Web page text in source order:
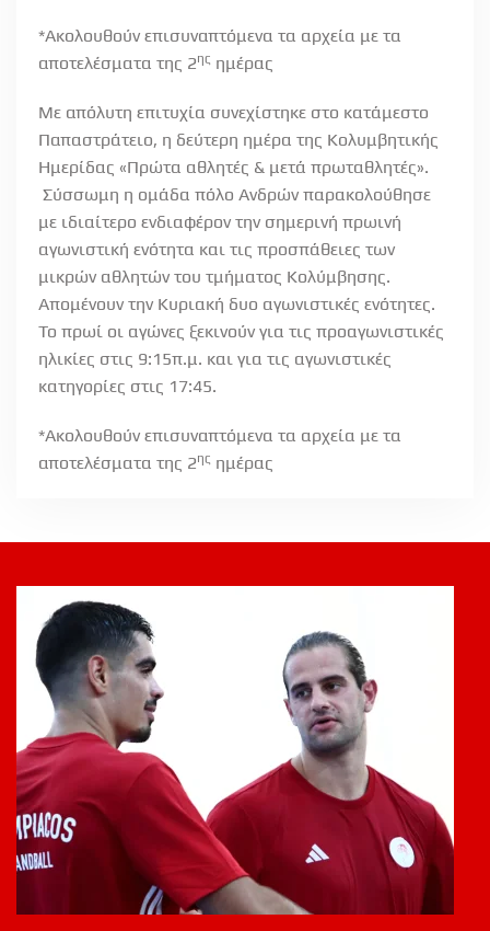
*Ακολουθούν επισυναπτόμενα τα αρχεία με τα
αποτελέσματα της 2ης ημέρας
Με απόλυτη επιτυχία συνεχίστηκε στο κατάμεστο
Παπαστράτειο, η δεύτερη ημέρα της Κολυμβητικής
Ημερίδας «Πρώτα αθλητές & μετά πρωταθλητές».
Σύσσωμη η ομάδα πόλο Ανδρών παρακολούθησε
με ιδιαίτερο ενδιαφέρον την σημερινή πρωινή
αγωνιστική ενότητα και τις προσπάθειες των
μικρών αθλητών του τμήματος Κολύμβησης.
Απομένουν την Κυριακή δυο αγωνιστικές ενότητες.
Το πρωί οι αγώνες ξεκινούν για τις προαγωνιστικές
ηλικίες στις 9:15π.μ. και για τις αγωνιστικές
κατηγορίες στις 17:45.
*Ακολουθούν επισυναπτόμενα τα αρχεία με τα
αποτελέσματα της 2ης ημέρας